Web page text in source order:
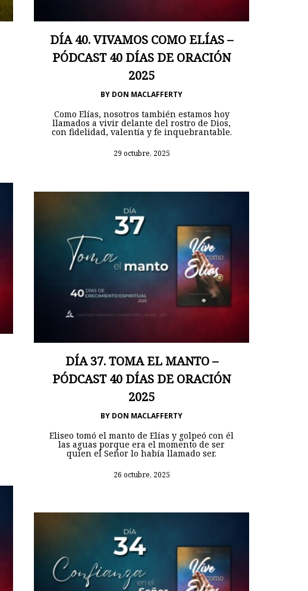
DÍA 40. VIVAMOS COMO ELÍAS –
PÓDCAST 40 DÍAS DE ORACIÓN
2025
BY DON MACLAFFERTY
Como Elías, nosotros también estamos hoy
llamados a vivir delante del rostro de Dios,
con fidelidad, valentía y fe inquebrantable.
29 octubre, 2025
DÍA 37. TOMA EL MANTO –
PÓDCAST 40 DÍAS DE ORACIÓN
2025
BY DON MACLAFFERTY
Eliseo tomó el manto de Elías y golpeó con él
las aguas porque era el momento de ser
quien el Señor lo había llamado ser.
26 octubre, 2025